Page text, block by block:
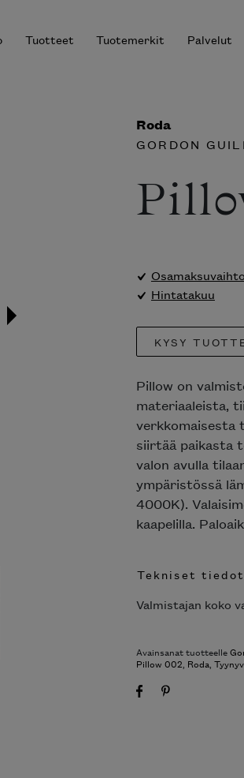
Tuotteet Tuotemerkit Palvelut
Roda
GORDON
Hintatakuu
KYSY
Pillow on
materiaaleista,
verkkomaisesta
siirtää paikasta
valon avulla
ympäristössä
4000K).
kaapelilla.
Tekniset
Valmistajan koko
Avainsanat tuotteelle
Pillow 002, Roda,